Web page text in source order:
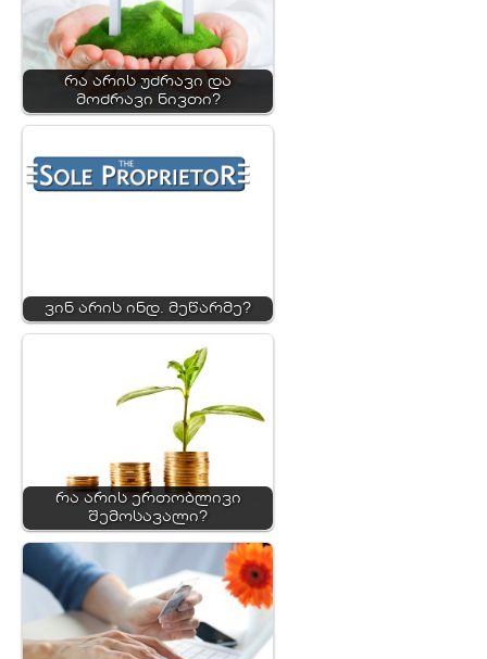
რა არის უძრავი და
მოძრავი ნივთი?
ვინ არის ინდ. მეწარმე?
რა არის ერთობლივი
შემოსავალი?